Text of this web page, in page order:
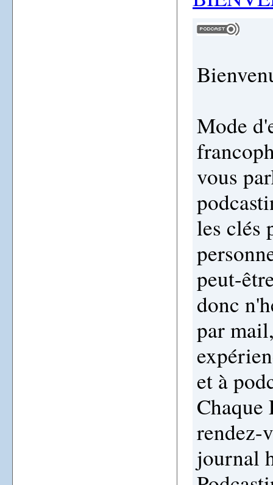
Mode
vous
les clés
peut-
donc
par
et à
Chaque
rendez-
journal